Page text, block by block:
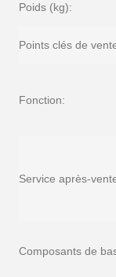
Poids (kg):
Points clés de
Fonction:
Service après-
Composants de